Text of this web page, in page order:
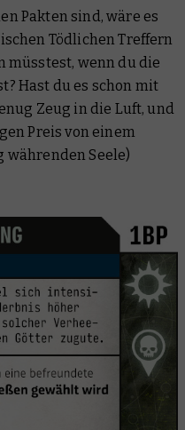
Pakten sind, wäre es
Tödlichen Treffern
müsstest, wenn du die
Hast du es schon mit
Zeug in die Luft, und
Preis von einem
Seele)